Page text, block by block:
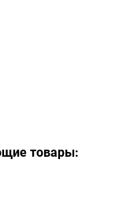
товары: